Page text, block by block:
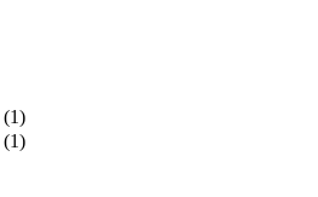
(1)
(1)